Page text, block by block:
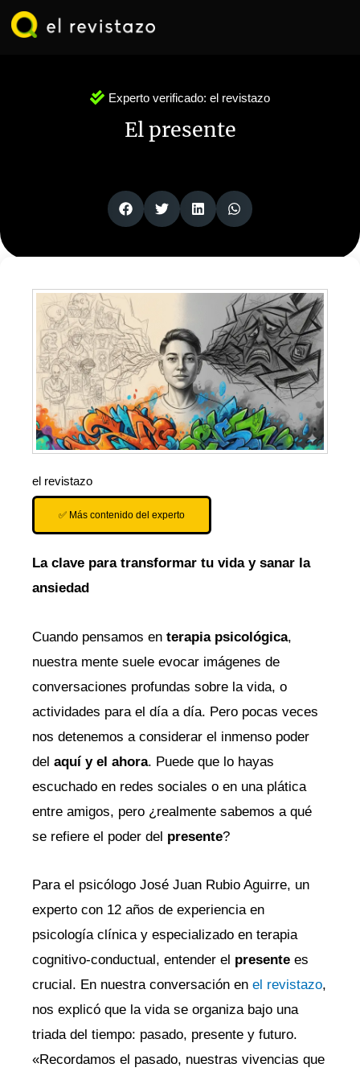
Experto verificado: el revistazo
El presente
el revistazo
✅ Más contenido del experto
La clave para transformar tu vida y sanar la
ansiedad
Cuando pensamos en terapia psicológica,
nuestra mente suele evocar imágenes de
conversaciones profundas sobre la vida, o
actividades para el día a día. Pero pocas veces
nos detenemos a considerar el inmenso poder
del aquí y el ahora. Puede que lo hayas
escuchado en redes sociales o en una plática
entre amigos, pero ¿realmente sabemos a qué
se refiere el poder del presente?
Para el psicólogo José Juan Rubio Aguirre, un
experto con 12 años de experiencia en
psicología clínica y especializado en terapia
cognitivo-conductual, entender el presente es
crucial. En nuestra conversación en el revistazo,
nos explicó que la vida se organiza bajo una
triada del tiempo: pasado, presente y futuro.
«Recordamos el pasado, nuestras vivencias que